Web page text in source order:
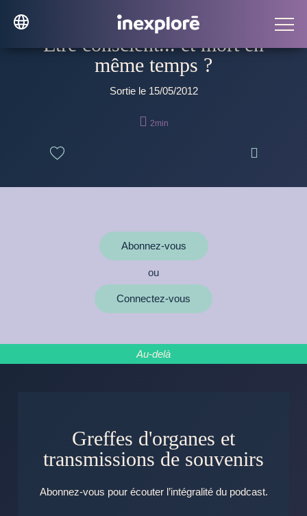
Être conscient... et mort en
même temps ?
Sortie le 15/05/2012
 2min

Abonnez-vous
ou
Connectez-vous
Au-delà
Greffes d'organes et
transmissions de souvenirs
Abonnez-vous pour écouter l’intégralité du podcast.